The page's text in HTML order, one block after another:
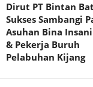
Dirut PT Bintan
Sukses Sambangi
Asuhan Bina
& Pekerja Buruh
Pelabuhan Kijang